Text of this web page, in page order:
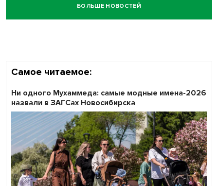
БОЛЬШЕ НОВОСТЕЙ
Самое читаемое:
Ни одного Мухаммеда: самые модные имена-2026
назвали в ЗАГСах Новосибирска